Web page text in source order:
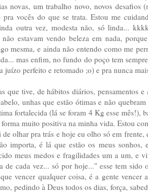
novas, um trabalho novo, novos desafios
vocês do que se trata. Estou me
outra vez, modesta não, só linda...
estavam vendo beleza em nada,
mesma, e ainda não entendo como me
mas enfim, no fundo do poço tem
juízo perfeito e retomado ;o) e pra nunca
que tive, de hábitos diários, pensamentos
unhas que estão ótimas e não
fortalecida (lá se foram 4 Kg esse mês!),
muito positiva na minha vida. Estou
de olhar pra trás e hoje eu olho só em frente,
importa, é lá que estão os meus
meus medos e fragilidades um a um, e
cada vez... só por hoje..." esse tem sido
vencer qualquer coisa, é a gente vencer
pedindo à Deus todos os dias, força,